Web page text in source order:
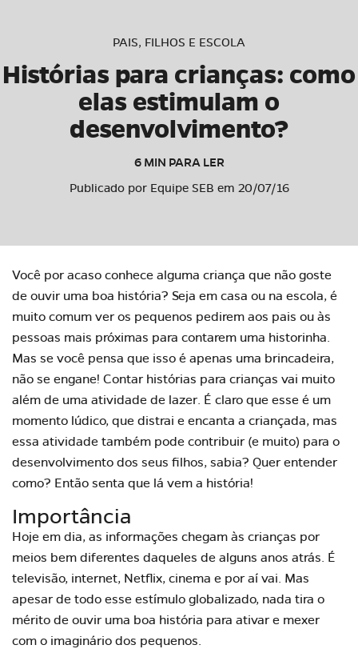
PAIS, FILHOS E ESCOLA
Histórias para crianças: como
elas estimulam o
desenvolvimento?
6 MIN PARA LER
Publicado por Equipe SEB em 20/07/16
Você por acaso conhece alguma criança que não goste
de ouvir uma boa história? Seja em casa ou na escola, é
muito comum ver os pequenos pedirem aos pais ou às
pessoas mais próximas para contarem uma historinha.
Mas se você pensa que isso é apenas uma brincadeira,
não se engane! Contar histórias para crianças vai muito
além de uma atividade de lazer. É claro que esse é um
momento lúdico, que distrai e encanta a criançada, mas
essa atividade também pode contribuir (e muito) para o
desenvolvimento dos seus filhos, sabia? Quer entender
como? Então senta que lá vem a história!
Importância
Hoje em dia, as informações chegam às crianças por
meios bem diferentes daqueles de alguns anos atrás. É
televisão, internet, Netflix, cinema e por aí vai. Mas
apesar de todo esse estímulo globalizado, nada tira o
mérito de ouvir uma boa história para ativar e mexer
com o imaginário dos pequenos.